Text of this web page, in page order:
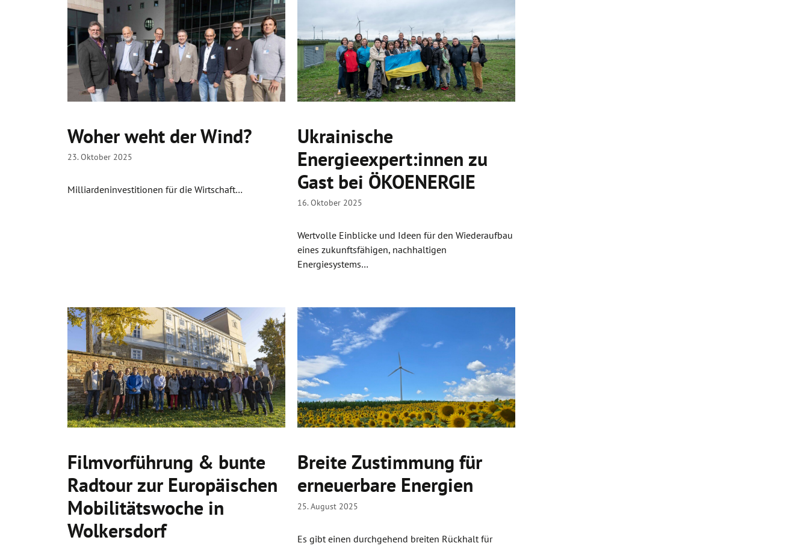
Woher weht der Wind?
23. Oktober 2025
Milliardeninvestitionen für die Wirtschaft…
Ukrainische
Energieexpert:innen zu
Gast bei ÖKOENERGIE
16. Oktober 2025
Wertvolle Einblicke und Ideen für den Wiederaufbau
eines zukunftsfähigen, nachhaltigen
Energiesystems…
Filmvorführung & bunte
Radtour zur Europäischen
Mobilitätswoche in
Wolkersdorf
Breite Zustimmung für
erneuerbare Energien
25. August 2025
Es gibt einen durchgehend breiten Rückhalt für